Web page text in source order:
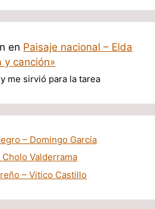
en Paisaje nacional – Elda
y canción»
me sirvió para la tarea
– Domingo García
Cholo Valderrama
– Vitico Castillo